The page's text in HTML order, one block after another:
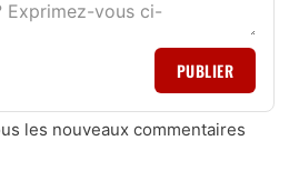
PUBLIER
les nouveaux commentaires